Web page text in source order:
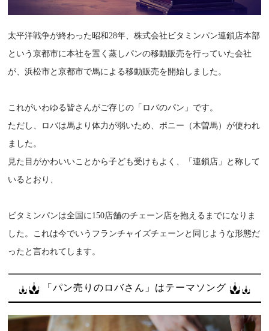
太平洋戦争が終わった昭和28年、株式会社ビタミンパン連鎖店本部
という京都市に本社を置く蒸しパンの移動販売を行っていた会社
が、浜松市と京都市で馬による移動販売を開始しました。
これがいわゆる皆さんがご存じの「ロバのパン」です。
ただし、ロバは馬より体力が弱いため、ポニー（木曽馬）が使われ
ました。
見た目がかわいいことから子ども受けもよく、「連鎖店」と称して
いるとおり、
ビタミンパンは全国に150店舗のチェーン店を抱えるまでになりま
した。これは今でいうフランチャイズチェーンと同じような形態だ
ったと言われてします。
「パン売りのロバさん」はテーマソング